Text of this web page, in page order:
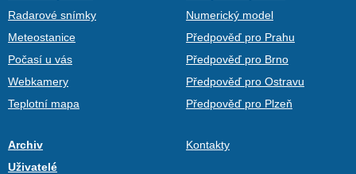
Radarové snímky
Meteostanice
Počasí u vás
Webkamery
Teplotní mapa
Numerický model
Předpověď pro Prahu
Předpověď pro Brno
Předpověď pro Ostravu
Předpověď pro Plzeň
Archiv
Uživatelé
Kontakty